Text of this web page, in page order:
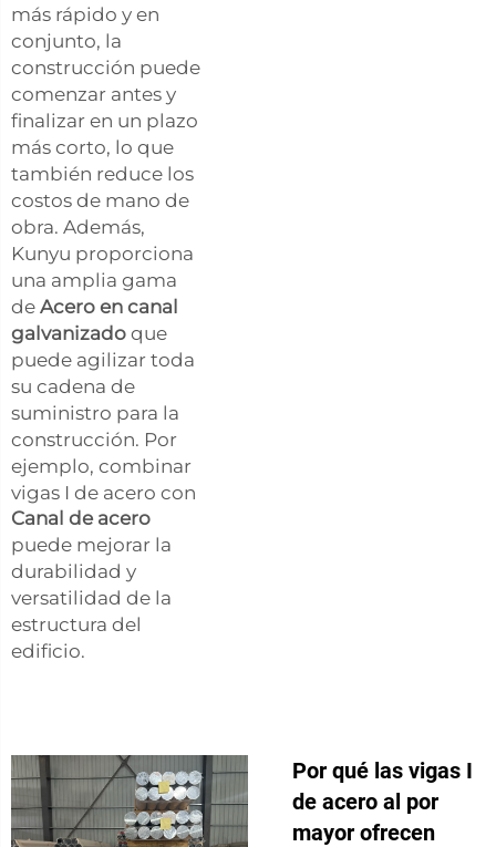
más rápido y en
conjunto, la
construcción puede
comenzar antes y
finalizar en un plazo
más corto, lo que
también reduce los
costos de mano de
obra. Además,
Kunyu proporciona
una amplia gama
de Acero en canal
galvanizado que
puede agilizar toda
su cadena de
suministro para la
construcción. Por
ejemplo, combinar
vigas I de acero con
Canal de acero
puede mejorar la
durabilidad y
versatilidad de la
estructura del
edificio.
Por qué las vigas I
de acero al por
mayor ofrecen